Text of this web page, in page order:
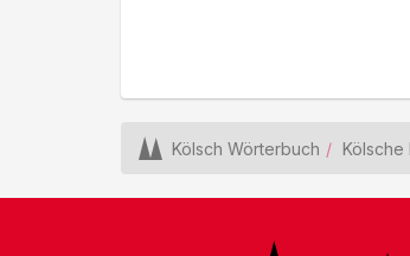
Kölsch Wörterbuch Kölsche